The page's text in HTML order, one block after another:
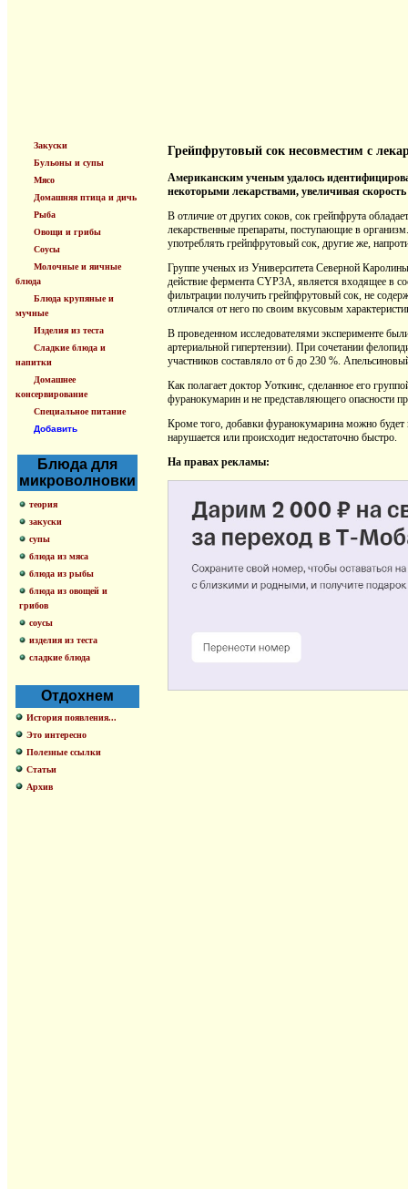
Закуски
Бульоны и супы
Мясо
Домашняя птица и дичь
Рыба
Овощи и грибы
Соусы
Молочные и яичные
блюда
Блюда крупяные и
мучные
Изделия из теста
Сладкие блюда и
напитки
Домашнее
консервирование
Специальное питание
Добавить
Блюда для
микроволновки
теория
закуски
супы
блюда из мяса
блюда из рыбы
блюда из овощей и
грибов
соусы
изделия из теста
сладкие блюда
Отдохнем
История появления...
Это интересно
Полезные ссылки
Статьи
Архив
Грейпфрутовый сок несовместим с
Американским ученым удалось
некоторыми лекарствами, увеличивая
В отличие от других соков, сок грейпфрута
лекарственные препараты, поступающие в
употреблять грейпфрутовый сок, другие же,
Группе ученых из Университета Северной
действие фермента CYP3A, является входящее в
фильтрации получить грейпфрутовый сок, не
отличался от него по своим вкусовым
В проведенном исследователями эксперименте
артериальной гипертензии). При сочетании
участников составляло от 6 до 230 %.
Как полагает доктор Уоткинс, сделанное его
фуранокумарин и не представляющего опасности
Кроме того, добавки фуранокумарина можно будет
нарушается или происходит недостаточно быстро.
На правах рекламы: